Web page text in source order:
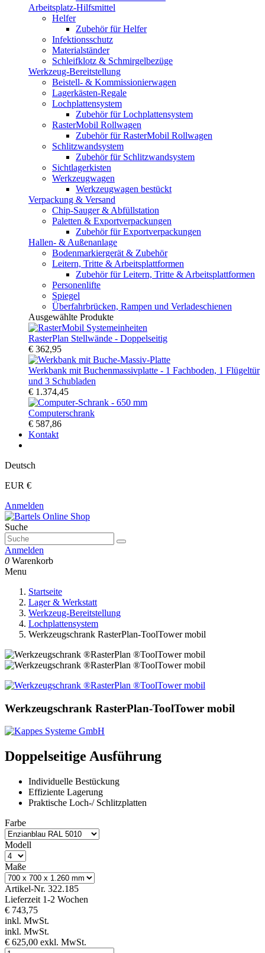
Arbeitsplatz-Hilfsmittel
Helfer
Zubehör für Helfer
Infektionsschutz
Materialständer
Schleifklotz & Schmirgelbezüge
Werkzeug-Bereitstellung
Beistell- & Kommissionierwagen
Lagerkästen-Regale
Lochplattensystem
Zubehör für Lochplattensystem
RasterMobil Rollwagen
Zubehör für RasterMobil Rollwagen
Schlitzwandsystem
Zubehör für Schlitzwandsystem
Sichtlagerkisten
Werkzeugwagen
Werkzeugwagen bestückt
Verpackung & Versand
Chip-Sauger & Abfüllstation
Paletten & Exportverpackungen
Zubehör für Exportverpackungen
Hallen- & Außenanlage
Bodenmarkiergerät & Zubehör
Leitern, Tritte & Arbeitsplattformen
Zubehör für Leitern, Tritte & Arbeitsplattformen
Personenlifte
Spiegel
Überfahrbrücken, Rampen und Verladeschienen
Ausgewählte Produkte
RasterPlan Stellwände - Doppelseitig
€ 362,95
Werkbank mit Buchenmassivplatte - 1 Fachboden, 1 Flügeltür
und 3 Schubladen
€ 1.374,45
Computerschrank
€ 587,86
Kontakt
Deutsch
EUR €
Anmelden
Suche
Anmelden
0 Warenkorb
Menu
Startseite
Lager & Werkstatt
Werkzeug-Bereitstellung
Lochplattensystem
Werkzeugschrank RasterPlan-ToolTower mobil
Werkzeugschrank RasterPlan-ToolTower mobil
Doppelseitige Ausführung
Individuelle Bestückung
Effiziente Lagerung
Praktische Loch-/ Schlitzplatten
Farbe
Modell
Maße
Artikel-Nr. 322.185
Lieferzeit 1-2 Wochen
€ 743,75
inkl. MwSt.
inkl. MwSt.
€ 625,00 exkl. MwSt.